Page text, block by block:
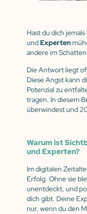
Hast du dich
undExperten
andere im
Die Antwort liegt
Diese Angst kann
Potenzial zu
tragen. In diesem
überwindest und
Warum ist
und Experten?
Im digitalen
Erfolg. Ohne sie
unentdeckt, und
dich gibt. Deine
nur, wenn du den